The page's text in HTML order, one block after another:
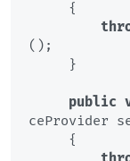
();
public
ceProvider